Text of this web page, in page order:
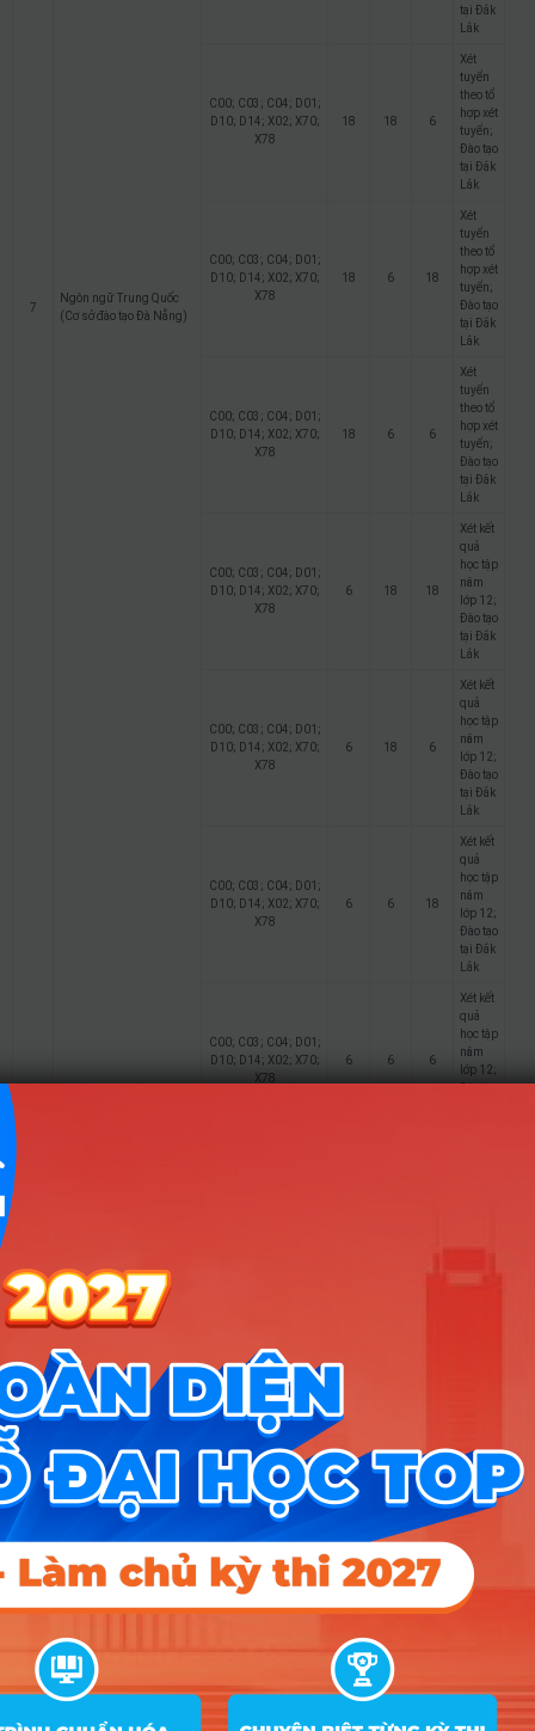
7
Ngôn ngữ Trung Quốc
(Cơ sở đào tạo Đà Nẵng)
tại Đắk
Lắk
C00; C03; C04; D01;
D10; D14; X02; X70;
X78
18 18 6
Xét
tuyển
theo tổ
hợp xét
tuyển;
Đào tạo
tại Đắk
Lắk
C00; C03; C04; D01;
D10; D14; X02; X70;
X78
18 6 18
Xét
tuyển
theo tổ
hợp xét
tuyển;
Đào tạo
tại Đắk
Lắk
C00; C03; C04; D01;
D10; D14; X02; X70;
X78
18 6 6
Xét
tuyển
theo tổ
hợp xét
tuyển;
Đào tạo
tại Đắk
Lắk
C00; C03; C04; D01;
D10; D14; X02; X70;
X78
6 18 18
Xét kết
quả
học tập
năm
lớp 12;
Đào tạo
tại Đắk
Lắk
C00; C03; C04; D01;
D10; D14; X02; X70;
X78
6 18 6
Xét kết
quả
học tập
năm
lớp 12;
Đào tạo
tại Đắk
Lắk
C00; C03; C04; D01;
D10; D14; X02; X70;
X78
6 6 18
Xét kết
quả
học tập
năm
lớp 12;
Đào tạo
tại Đắk
Lắk
C00; C03; C04; D01;
D10; D14; X02; X70;
X78
6 6 6
Xét kết
quả
học tập
năm
lớp 12;
Đào tạo
Ngôn ngữ Nhật (Cơ sở
đào tạo Đà Nẵng)
X78
C00; C03; C04; D01;
D10; D14; X02; X70;
X78
hợp xét
tuyển
X78
Xét
theo tổ
hợp xét
tuyển
18 18